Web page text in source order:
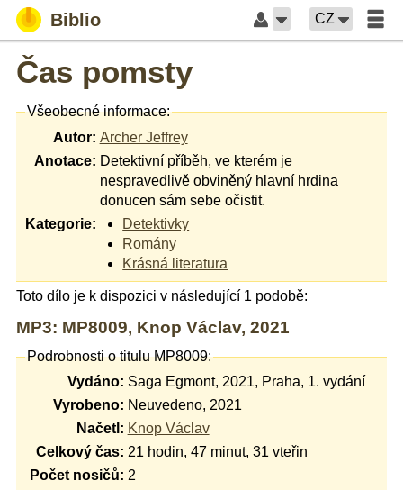
Biblio CZ
Čas pomsty
Všeobecné informace:
Autor: Archer Jeffrey
Anotace: Detektivní příběh, ve kterém je
nespravedlivě obviněný hlavní hrdina
donucen sám sebe očistit.
Kategorie:
Detektivky
Romány
Krásná literatura
Toto dílo je k dispozici v následující 1 podobě:
MP3: MP8009, Knop Václav, 2021
Podrobnosti o titulu MP8009:
Vydáno: Saga Egmont, 2021, Praha, 1. vydání
Vyrobeno: Neuvedeno, 2021
Načetl: Knop Václav
Celkový čas: 21 hodin, 47 minut, 31 vteřin
Počet nosičů: 2